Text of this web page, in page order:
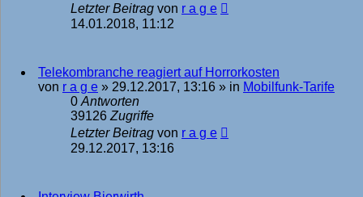
Letzter Beitrag von r a g e
14.01.2018, 11:12
Telekombranche reagiert auf Horrorkosten
von r a g e » 29.12.2017, 13:16 » in Mobilfunk-Tarife
0Antworten
39126Zugriffe
Letzter Beitrag von r a g e
29.12.2017, 13:16